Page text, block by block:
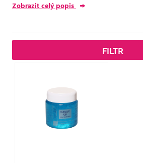
Zobrazit celý popis
FILTR